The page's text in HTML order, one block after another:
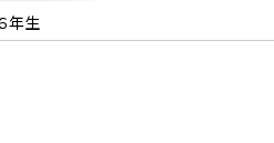
年生